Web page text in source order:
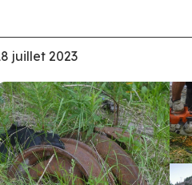
juillet 2023